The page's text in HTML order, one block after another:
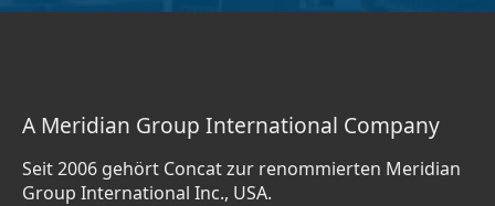
A Meridian Group International Company
Seit 2006 gehört Concat zur renommierten Meridian
Group International Inc., USA.